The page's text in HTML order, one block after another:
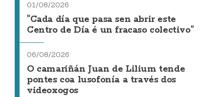
01/08/2026
"Cada día que pasa sen abrir este
Centro de Día é un fracaso colectivo"
06/08/2026
O camariñán Juan de Lilium tende
pontes coa lusofonía a través dos
videoxogos